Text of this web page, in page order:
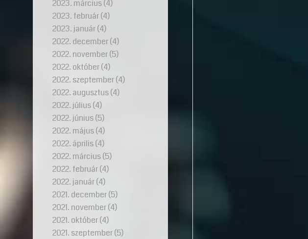
2023. március(4)
2023. február(4)
2023. január(4)
2022. december(4)
2022. november(5)
2022. október(4)
2022. szeptember(4)
2022. augusztus(4)
2022. július(4)
2022. június(5)
2022. május(4)
2022. április(4)
2022. március(5)
2022. február(4)
2022. január(4)
2021. december(5)
2021. november(4)
2021. október(4)
2021. szeptember(5)